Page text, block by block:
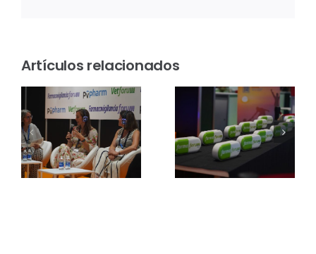
Artículos relacionados
Premios
Farmaforum
2026
mantienen
abierto su
periodo de
de
APIsforum
2026: “Sin
local de